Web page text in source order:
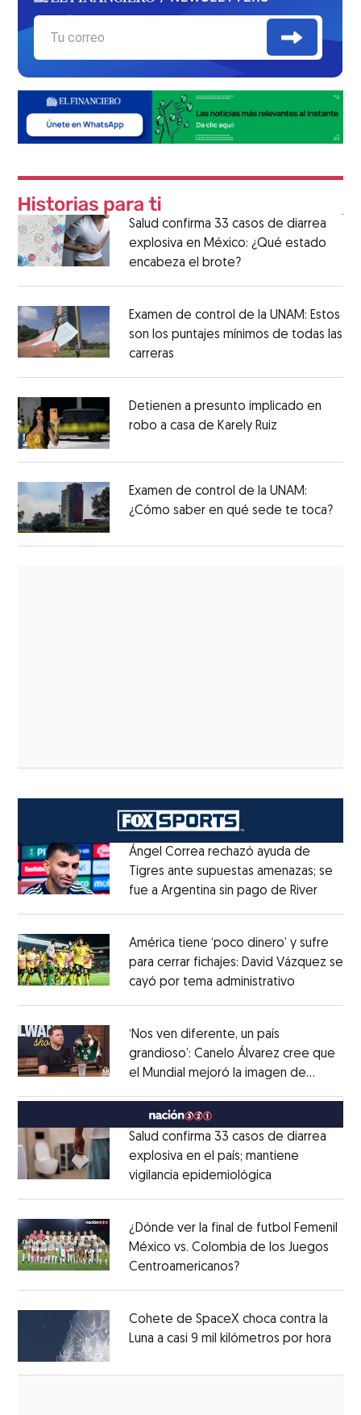
Salud confirma 33 casos de diarrea
explosiva en México: ¿Qué estado
encabeza el brote?
Examen de control de la UNAM: Estos
son los puntajes mínimos de todas las
carreras
Detienen a presunto implicado en
robo a casa de Karely Ruiz
Examen de control de la UNAM:
¿Cómo saber en qué sede te toca?
Ángel Correa rechazó ayuda de
Tigres ante supuestas amenazas; se
fue a Argentina sin pago de RiverOpens
América tiene ‘poco dinero’ y sufre
para cerrar fichajes: David Vázquez se
cayó por tema administrativo
‘Nos ven diferente, un país
grandioso’: Canelo Álvarez cree que
el Mundial mejoró la imagen de
MéxicoOpens in new window
Salud confirma 33 casos de diarrea
explosiva en el país; mantiene
vigilancia epidemiológica
¿Dónde ver la final de futbol Femenil
México vs. Colombia de los Juegos
Centroamericanos?Opens in new
Cohete de SpaceX choca contra la
Luna a casi 9 mil kilómetros por hora